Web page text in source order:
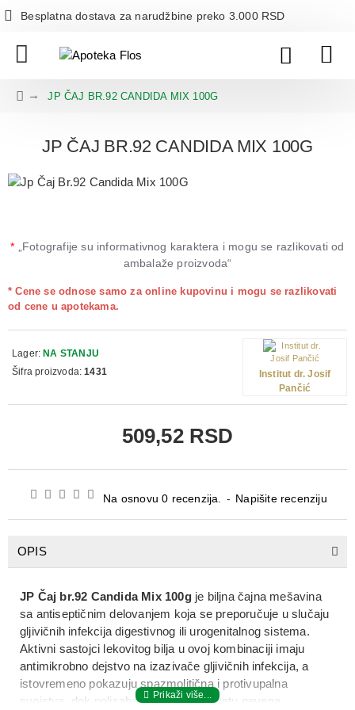
Besplatna dostava za narudžbine preko 3.000 RSD
JP ČAJ BR.92 CANDIDA MIX 100G
JP ČAJ BR.92 CANDIDA MIX 100G
* „Fotografije su informativnog karaktera i mogu se razlikovati od
ambalaže proizvoda“
Na osnovu 0 recenzija. - Napišite recenziju
* Cene se odnose samo za online kupovinu i mogu se razlikovati
od cene u apotekama.
509,52 RSD
Lager: NA STANJU
Šifra proizvoda: 1431
Institut dr. Josif
Pančić
OPIS
JP Čaj br.92 Candida Mix 100gje biljna čajna mešavina
sa antiseptičnim delovanjem koja se preporučuje u slučaju
gljivičnih infekcija digestivnog ili urogenitalnog sistema.
Aktivni sastojci lekovitog bilja u ovoj kombinaciji imaju
antimikrobno dejstvo na izazivače gljivičnih infekcija, a
istovremeno pokazuju spazmolitična i protivupalna
svojstva, dok polisaharidi prisutni u cvetu nevena